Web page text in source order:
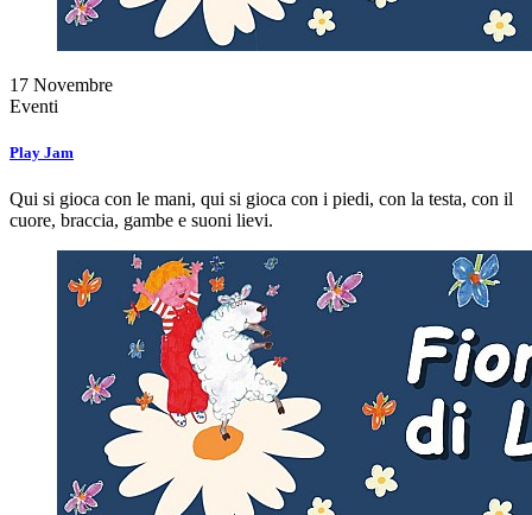
17 Novembre
Eventi
Play Jam
Qui si gioca con le mani, qui si gioca con i piedi, con la testa, con il
cuore, braccia, gambe e suoni lievi.